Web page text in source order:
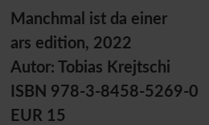
Manchmal ist da einer
ars edition, 2022
Autor: Tobias Krejtschi
ISBN 978-3-8458-5269-0
EUR 15